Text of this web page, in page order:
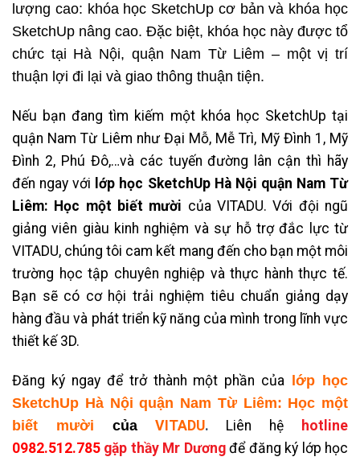
lượng cao: khóa học SketchUp cơ bản và khóa học
SketchUp nâng cao. Đặc biệt, khóa học này được tổ
chức tại Hà Nội, quận Nam Từ Liêm – một vị trí
thuận lợi đi lại và giao thông thuận tiện.
Nếu bạn đang tìm kiếm một khóa học SketchUp tại
quận Nam Từ Liêm như Đại Mỗ, Mễ Trì, Mỹ Đình 1, Mỹ
Đình 2, Phú Đô,…và các tuyến đường lân cận thì hãy
đến ngay với lớp học SketchUp Hà Nội quận Nam Từ
Liêm: Học một biết mười của VITADU. Với đội ngũ
giảng viên giàu kinh nghiệm và sự hỗ trợ đắc lực từ
VITADU, chúng tôi cam kết mang đến cho bạn một môi
trường học tập chuyên nghiệp và thực hành thực tế.
Bạn sẽ có cơ hội trải nghiệm tiêu chuẩn giảng dạy
hàng đầu và phát triển kỹ năng của mình trong lĩnh vực
thiết kế 3D.
Đăng ký ngay để trở thành một phần của lớp học
SketchUp Hà Nội quận Nam Từ Liêm: Học một
biết mười của VITADU. Liên hệ
hotline
0982.512.785 gặp thầy Mr Dương để đăng ký lớp học